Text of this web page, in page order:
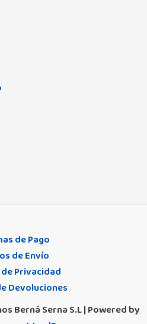
de Pago
de Envío
Privacidad
Devoluciones
Berná Serna S.L | Powered by